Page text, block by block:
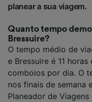
planear a sua viagem.
Quanto tempo
Bressuire?
O tempo médio de
e Bressuire é 11
comboios por dia. O
nos finais de semana
Planeador de